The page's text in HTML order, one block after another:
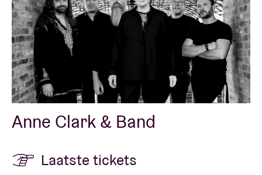
Anne Clark & Band
Laatste tickets